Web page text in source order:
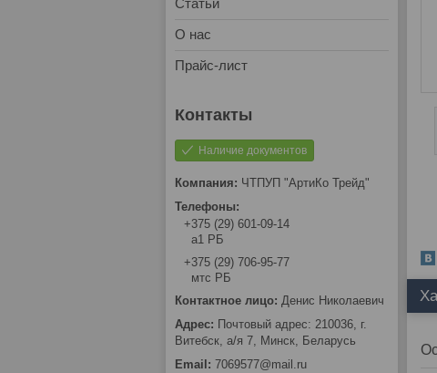
Статьи
О нас
Прайс-лист
Наличие документов
ЧТПУП "АртиКо Трейд"
+375 (29) 601-09-14
а1 РБ
+375 (29) 706-95-77
мтс РБ
Денис Николаевич
Почтовый адрес: 210036, г.
Витебск, а/я 7, Минск, Беларусь
7069577@mail.ru